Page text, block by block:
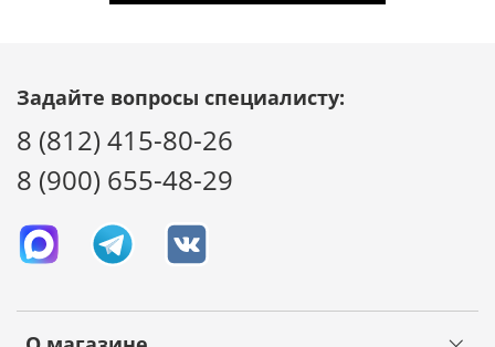
Задайте вопросы специалисту:
8 (812) 415-80-26
8 (900) 655-48-29